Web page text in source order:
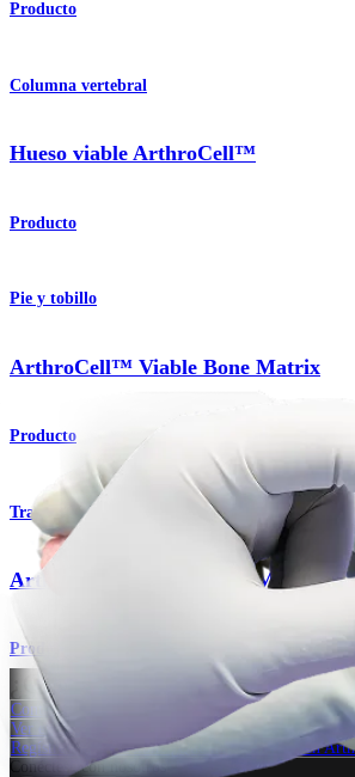
Producto
Columna vertebral
Hueso viable ArthroCell™
Producto
Pie y tobillo
ArthroCell™ Viable Bone Matrix
Producto
Traumatismo - Extremidades superiores
ArthroCell™ Viable Bone Matrix
Producto
¿Cómo podemos ayudarlo?
Contacte a un representante
Ver eventos, laboratorios y oportunidades educativas
Regístrese para recibir: ¿Qué hay de nuevo en
Conéctese con nosotros